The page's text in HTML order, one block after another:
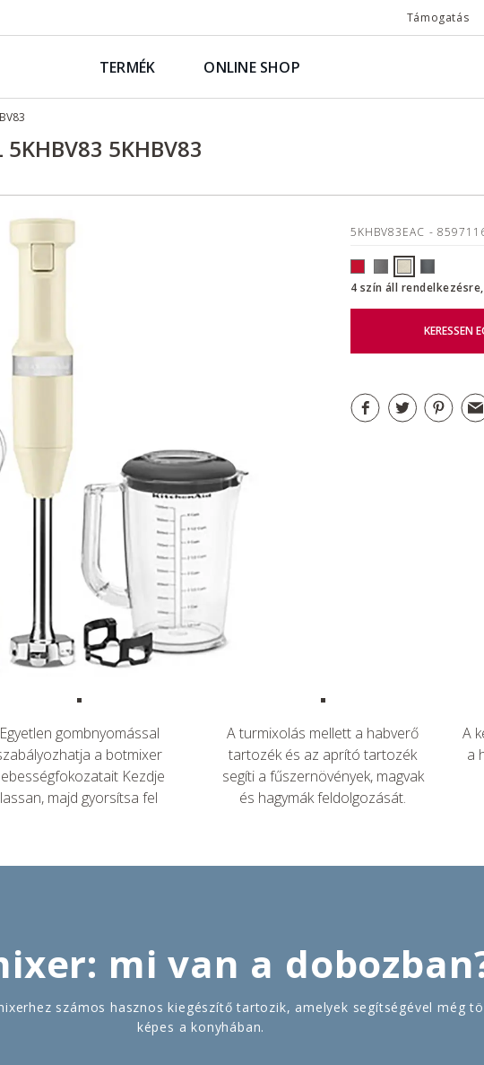
Támogatás
TERMÉK ONLINE SHOP
5KHBV83 5KHBV83
5KHBV83EAC -
4 szín áll rendelkezésre,
KERESSEN
gombnyomással
a botmixer
Kezdje
lassan, majd gyorsítsa fel
A turmixolás mellett a habverő
tartozék és az aprító tartozék
segíti a fűszernövények, magvak
és hagymák feldolgozását.
A
a
mi van a
számos hasznos kiegészítő tartozik, amelyek segítségével még
képes a konyhában.